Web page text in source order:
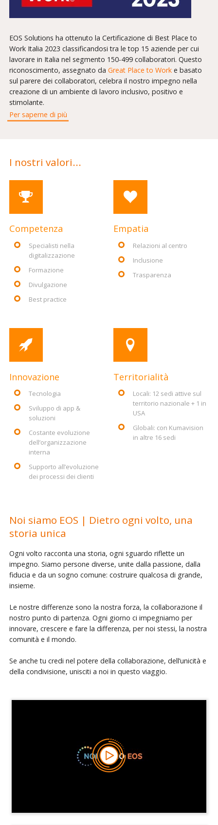
EOS Solutions ha ottenuto la Certificazione di Best Place to
Work Italia 2023 classificandosi tra le top 15 aziende per cui
lavorare in Italia nel segmento 150-499 collaboratori. Questo
riconoscimento, assegnato da Great Place to Worke basato
sul parere dei collaboratori, celebra il nostro impegno nella
creazione di un ambiente di lavoro inclusivo, positivo e
stimolante.
Per saperne di più
I nostri valori...
Competenza
Specialisti nella
digitalizzazione
Formazione
Divulgazione
Best practice
Empatia
Relazioni al centro
Inclusione
Trasparenza
Innovazione
Tecnologia
Sviluppo di app &
soluzioni
Costante evoluzione
dell’organizzazione
interna
Supporto all’evoluzione
dei processi dei clienti
Territorialità
Locali: 12 sedi attive sul
territorio nazionale + 1 in
USA
Globali: con Kumavision
in altre 16 sedi
Noi siamo EOS | Dietro ogni volto, una
storia unica
Ogni volto racconta una storia, ogni sguardo riflette un
impegno. Siamo persone diverse, unite dalla passione, dalla
fiducia e da un sogno comune: costruire qualcosa di grande,
insieme.
Le nostre differenze sono la nostra forza, la collaborazione il
nostro punto di partenza. Ogni giorno ci impegniamo per
innovare, crescere e fare la differenza, per noi stessi, la nostra
comunità e il mondo.
Se anche tu credi nel potere della collaborazione, dell’unicità e
della condivisione, unisciti a noi in questo viaggio.